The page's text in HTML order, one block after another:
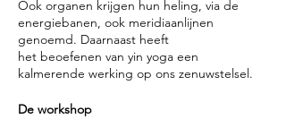
Ook organen krijgen hun heling, via de
energiebanen, ook meridiaanlijnen
genoemd. Daarnaast heeft
het beoefenen van yin yoga een
kalmerende werking op ons zenuwstelsel.
De workshop